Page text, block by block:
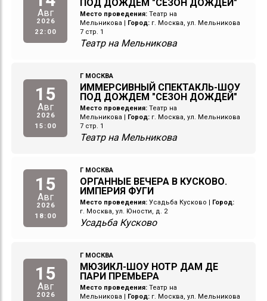
Авг
2026
22:00
ПОД ДОЖДЕМ "СЕЗОН ДОЖДЕЙ"
Место проведения: Театр на
Мельникова
Город: г. Москва, ул. Мельникова
7 стр. 1
Театр на Мельникова
15
Авг
2026
15:00
Г МОСКВА
ИММЕРСИВНЫЙ СПЕКТАКЛЬ-ШОУ
ПОД ДОЖДЕМ "СЕЗОН ДОЖДЕЙ"
Место проведения: Театр на
Мельникова
Город: г. Москва, ул. Мельникова
7 стр. 1
Театр на Мельникова
15
Авг
2026
18:00
Г МОСКВА
ОРГАННЫЕ ВЕЧЕРА В КУСКОВО.
ИМПЕРИЯ ФУГИ
Место проведения: Усадьба Кусково
Город:
г. Москва, ул. Юности, д. 2
Усадьба Кусково
15
Авг
2026
Г МОСКВА
МЮЗИКЛ-ШОУ НОТР ДАМ ДЕ
ПАРИ ПРЕМЬЕРА
Место проведения: Театр на
Мельникова
Город: г. Москва, ул. Мельникова